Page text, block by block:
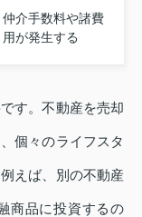
仲介手数料や諸費
用が発生する
す。不動産を売却
個々のライフスタ
えば、別の不動産
商品に投資するの